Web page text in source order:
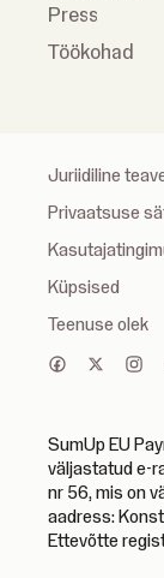
Press
Töökohad
Juriidiline
Privaatsuse
Küpsised
Teenuse olek
SumUp EU
väljastatud e-
nr 56, mis on
aadress:
Ettevõtte